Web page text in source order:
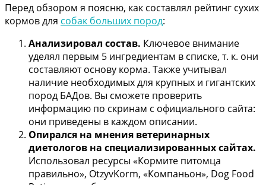
Перед обзором я поясню, как составлял рейтинг сухих
кормов для собак больших пород:
Анализировал состав. Ключевое внимание
уделял первым 5 ингредиентам в списке, т. к. они
составляют основу корма. Также учитывал
наличие необходимых для крупных и гигантских
пород БАДов. Вы сможете проверить
информацию по скринам с официального сайта:
они приведены в каждом описании.
Опирался на мнения ветеринарных
диетологов на специализированных сайтах.
Использовал ресурсы «Кормите питомца
правильно», OtzyvKorm, «Компаньон», Dog Food